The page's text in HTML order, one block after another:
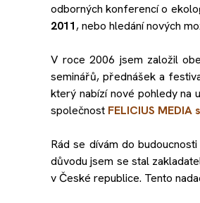
odborných konferencí o
2011, nebo hledání nových
V roce 2006 jsem založil
seminářů, přednášek a
který nabízí nové pohledy na
společnost FELICIUS MEDIA
Rád se dívám do
důvodu jsem se stal
v České republice. Tento